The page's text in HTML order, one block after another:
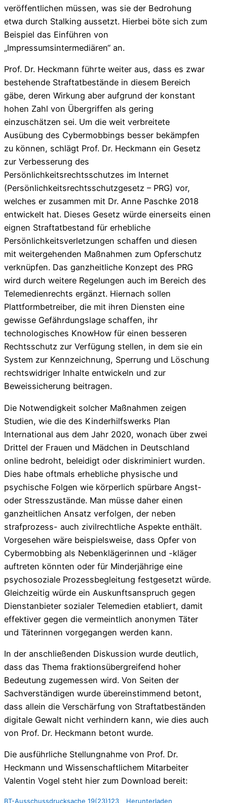
veröffentlichen müssen, was sie der Bedrohung
etwa durch Stalking aussetzt. Hierbei böte sich zum
Beispiel das Einführen von
„Impressumsintermediären“ an.
Prof. Dr. Heckmann führte weiter aus, dass es zwar
bestehende Straftatbestände in diesem Bereich
gäbe, deren Wirkung aber aufgrund der konstant
hohen Zahl von Übergriffen als gering
einzuschätzen sei. Um die weit verbreitete
Ausübung des Cybermobbings besser bekämpfen
zu können, schlägt Prof. Dr. Heckmann ein Gesetz
zur Verbesserung des
Persönlichkeitsrechtsschutzes im Internet
(Persönlichkeitsrechtsschutzgesetz – PRG) vor,
welches er zusammen mit Dr. Anne Paschke 2018
entwickelt hat. Dieses Gesetz würde einerseits einen
eignen Straftatbestand für erhebliche
Persönlichkeitsverletzungen schaffen und diesen
mit weitergehenden Maßnahmen zum Opferschutz
verknüpfen. Das ganzheitliche Konzept des PRG
wird durch weitere Regelungen auch im Bereich des
Telemedienrechts ergänzt. Hiernach sollen
Plattformbetreiber, die mit ihren Diensten eine
gewisse Gefährdungslage schaffen, ihr
technologisches KnowHow für einen besseren
Rechtsschutz zur Verfügung stellen, in dem sie ein
System zur Kennzeichnung, Sperrung und Löschung
rechtswidriger Inhalte entwickeln und zur
Beweissicherung beitragen.
Die Notwendigkeit solcher Maßnahmen zeigen
Studien, wie die des Kinderhilfswerks Plan
International aus dem Jahr 2020, wonach über zwei
Drittel der Frauen und Mädchen in Deutschland
online bedroht, beleidigt oder diskriminiert wurden.
Dies habe oftmals erhebliche physische und
psychische Folgen wie körperlich spürbare Angst-
oder Stresszustände. Man müsse daher einen
ganzheitlichen Ansatz verfolgen, der neben
strafprozess- auch zivilrechtliche Aspekte enthält.
Vorgesehen wäre beispielsweise, dass Opfer von
Cybermobbing als Nebenklägerinnen und -kläger
auftreten könnten oder für Minderjährige eine
psychosoziale Prozessbegleitung festgesetzt würde.
Gleichzeitig würde ein Auskunftsanspruch gegen
Dienstanbieter sozialer Telemedien etabliert, damit
effektiver gegen die vermeintlich anonymen Täter
und Täterinnen vorgegangen werden kann.
In der anschließenden Diskussion wurde deutlich,
dass das Thema fraktionsübergreifend hoher
Bedeutung zugemessen wird. Von Seiten der
Sachverständigen wurde übereinstimmend betont,
dass allein die Verschärfung von Straftatbeständen
digitale Gewalt nicht verhindern kann, wie dies auch
von Prof. Dr. Heckmann betont wurde.
Die ausführliche Stellungnahme von Prof. Dr.
Heckmann und Wissenschaftlichem Mitarbeiter
Valentin Vogel steht hier zum Download bereit:
BT-Ausschussdrucksache 19(23)123 Herunterladen